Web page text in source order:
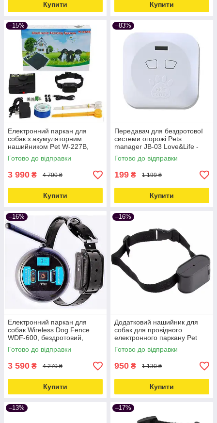
Купити Купити
–15%
Електронний паркан для
собак з акумуляторним
нашийником Pet W-227B,
провідною системою
Love&Life -online-multimarket-
Готово до відправки
3 990 ₴ 4 700 ₴
Купити
–83%
Передавач для бездротової
системи огорожі Pets
manager JB-03 Love&Life -
online-multimarket-
Готово до відправки
199 ₴ 1 199 ₴
Купити
–16%
Електронний паркан для
собак Wireless Dog Fence
WDF-600, бездротовий,
комплект з 1 нашийником
Love&Life -online-multimarket-
Готово до відправки
3 590 ₴ 4 270 ₴
Купити
–16%
Додатковий нашийник для
собак для провідного
електронного паркану Pet
023, 026, на батарейках
Love&Life -online-multimarket-
Готово до відправки
950 ₴ 1 130 ₴
Купити
–13% –17%